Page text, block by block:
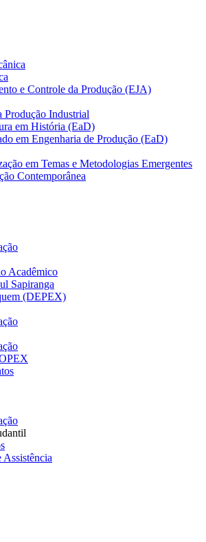
e Controle da Produção (EJA)
Produção Industrial
em História (EaD)
em Engenharia de Produção (EaD)
em Temas e Metodologias Emergentes
Contemporânea
Acadêmico
Sapiranga
(DEPEX)
Assistência